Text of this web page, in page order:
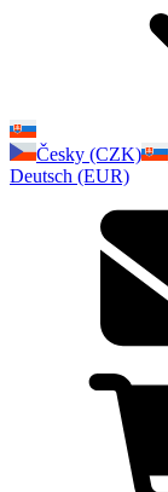
Česky (CZK)
Deutsch (EUR)